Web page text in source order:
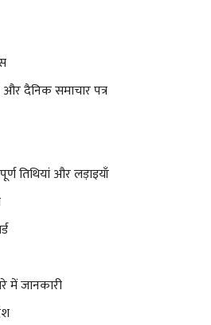
दैनिक समाचार पत्र
तिथियां और लड़ाइयाँ
में जानकारी